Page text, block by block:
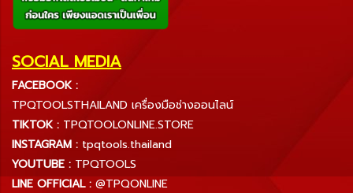
SOCIAL MEDIA
FACEBOOK :
TPQTOOLSTHAILAND เครื่องมือช่างออนไลน์
TIKTOK : TPQTOOLONLINE.STORE
INSTAGRAM : tpqtools.thailand
YOUTUBE : TPQTOOLS
LINE OFFICIAL : @TPQONLINE